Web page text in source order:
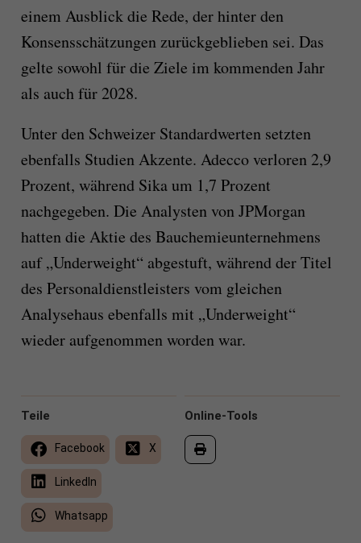
einem Ausblick die Rede, der hinter den
Konsensschätzungen zurückgeblieben sei. Das
gelte sowohl für die Ziele im kommenden Jahr
als auch für 2028.
Unter den Schweizer Standardwerten setzten
ebenfalls Studien Akzente. Adecco verloren 2,9
Prozent, während Sika um 1,7 Prozent
nachgegeben. Die Analysten von JPMorgan
hatten die Aktie des Bauchemieunternehmens
auf „Underweight“ abgestuft, während der Titel
des Personaldienstleisters vom gleichen
Analysehaus ebenfalls mit „Underweight“
wieder aufgenommen worden war.
Online-Tools
Teile
Facebook X
LinkedIn
Whatsapp